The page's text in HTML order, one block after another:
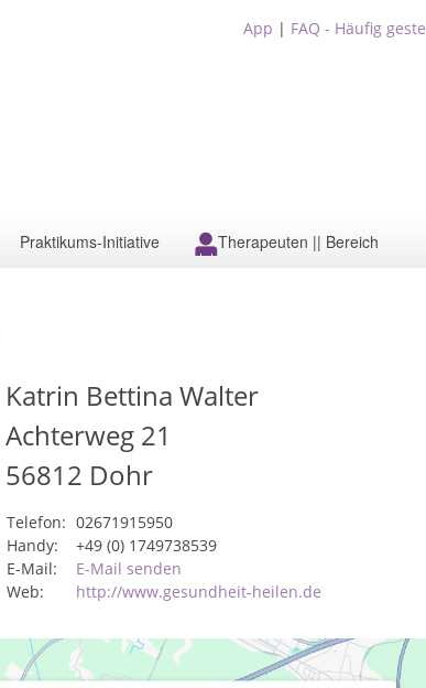
App | FAQ - Häufig
Praktikums-Initiative Therapeuten || Bereich
Katrin Bettina Walter
Achterweg 21
56812 Dohr
Telefon: 02671915950
Handy:
+49 (0) 1749738539
E-Mail:
E-Mail senden
Web:
http://www.gesundheit-heilen.de